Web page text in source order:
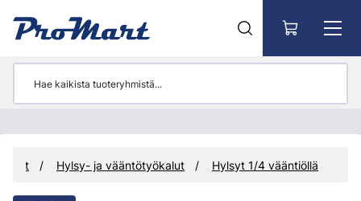
Hylsy- ja vääntötyökalut Hylsyt 1/4 vääntiöllä